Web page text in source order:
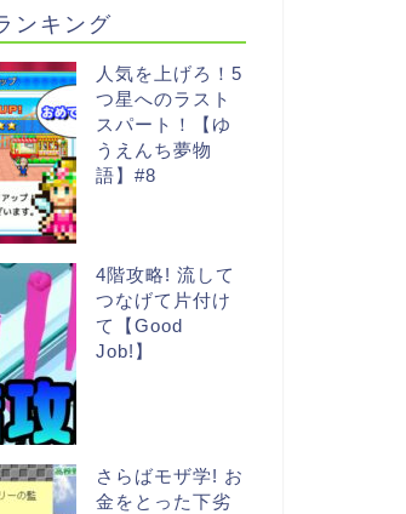
ンキング
人気を上げろ！5
つ星へのラスト
スパート！【ゆ
うえんち夢物
語】#8
4階攻略! 流して
つなげて片付け
て【Good
Job!】
さらばモザ学! お
金をとった下劣